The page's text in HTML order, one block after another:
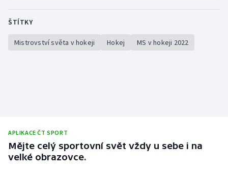
ŠTÍTKY
Mistrovství světa v hokeji Hokej MS v hokeji 2022
APLIKACE ČT SPORT
Mějte celý sportovní svět vždy u sebe i na
velké obrazovce.